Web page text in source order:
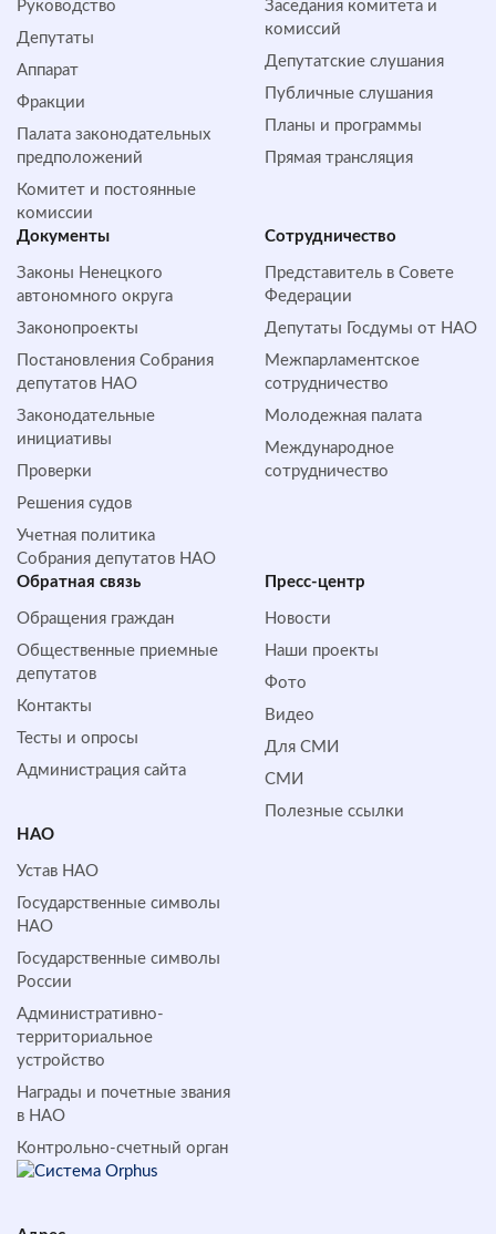
Руководство
Депутаты
Аппарат
Фракции
Палата законодательных
предположений
Комитет и постоянные
комиссии
Заседания комитета и
комиссий
Депутатские слушания
Публичные слушания
Планы и программы
Прямая трансляция
Документы
Законы Ненецкого
автономного округа
Законопроекты
Постановления Собрания
депутатов НАО
Законодательные
инициативы
Проверки
Решения судов
Учетная политика
Собрания депутатов НАО
Сотрудничество
Представитель в Совете
Федерации
Депутаты Госдумы от НАО
Межпарламентское
сотрудничество
Молодежная палата
Международное
сотрудничество
Обратная cвязь
Обращения граждан
Общественные приемные
депутатов
Контакты
Тесты и опросы
Администрация сайта
Пресс-центр
Новости
Наши проекты
Фото
Видео
Для СМИ
СМИ
Полезные ссылки
НАО
Устав НАО
Государственные символы
НАО
Государственные символы
России
Административно-
территориальное
устройство
Награды и почетные звания
в НАО
Контрольно-счетный орган